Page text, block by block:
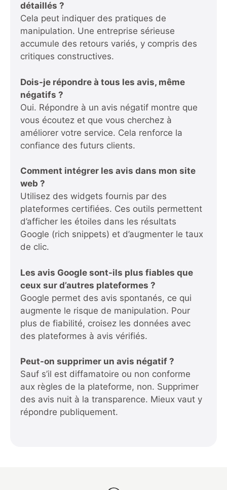
détaillés ?
Cela peut indiquer des pratiques de
manipulation. Une entreprise sérieuse
accumule des retours variés, y compris des
critiques constructives.
Dois-je répondre à tous les avis, même
négatifs ?
Oui. Répondre à un avis négatif montre que
vous écoutez et que vous cherchez à
améliorer votre service. Cela renforce la
confiance des futurs clients.
Comment intégrer les avis dans mon site
web ?
Utilisez des widgets fournis par des
plateformes certifiées. Ces outils permettent
d’afficher les étoiles dans les résultats
Google (rich snippets) et d’augmenter le taux
de clic.
Les avis Google sont-ils plus fiables que
ceux sur d’autres plateformes ?
Google permet des avis spontanés, ce qui
augmente le risque de manipulation. Pour
plus de fiabilité, croisez les données avec
des plateformes à avis vérifiés.
Peut-on supprimer un avis négatif ?
Sauf s’il est diffamatoire ou non conforme
aux règles de la plateforme, non. Supprimer
des avis nuit à la transparence. Mieux vaut y
répondre publiquement.